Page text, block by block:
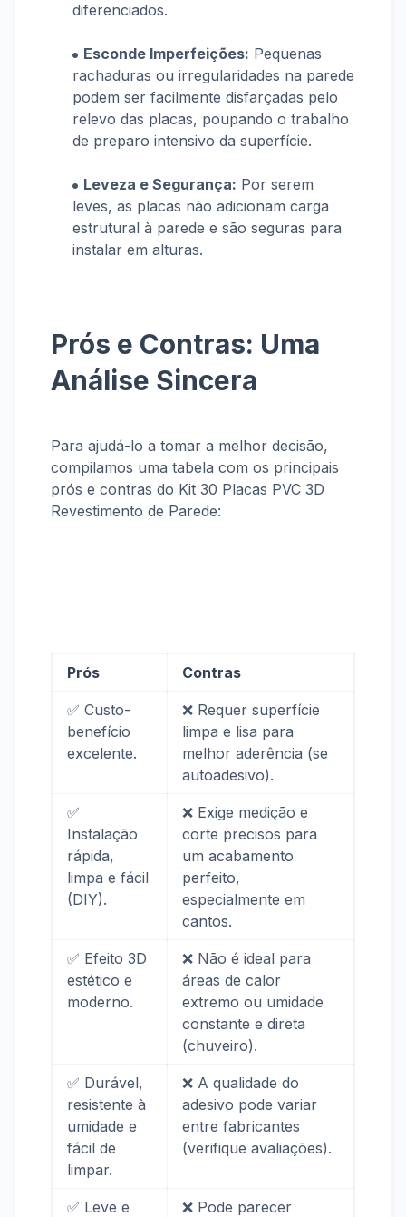
diferenciados.
Esconde Imperfeições: Pequenas
rachaduras ou irregularidades na parede
podem ser facilmente disfarçadas pelo
relevo das placas, poupando o trabalho
de preparo intensivo da superfície.
Leveza e Segurança: Por serem
leves, as placas não adicionam carga
estrutural à parede e são seguras para
instalar em alturas.
Prós e Contras: Uma
Análise Sincera
Para ajudá-lo a tomar a melhor decisão,
compilamos uma tabela com os principais
prós e contras do Kit 30 Placas PVC 3D
Revestimento de Parede:
Prós Contras
✅ Custo-
benefício
excelente.
❌ Requer superfície
limpa e lisa para
melhor aderência (se
autoadesivo).
✅
Instalação
rápida,
limpa e fácil
(DIY).
❌ Exige medição e
corte precisos para
um acabamento
perfeito,
especialmente em
cantos.
✅ Efeito 3D
estético e
moderno.
❌ Não é ideal para
áreas de calor
extremo ou umidade
constante e direta
(chuveiro).
✅ Durável,
resistente à
umidade e
fácil de
limpar.
❌ A qualidade do
adesivo pode variar
entre fabricantes
(verifique avaliações).
✅ Leve e ❌ Pode parecer